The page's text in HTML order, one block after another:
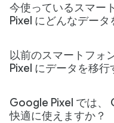
今使っているスマー
Pixel にどんなデータ
以前のスマートフォ
Pixel にデータを移行
Google Pixel では、
快適に使えますか？